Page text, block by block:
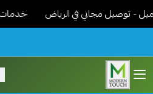
مجاني في الرياض خدمات